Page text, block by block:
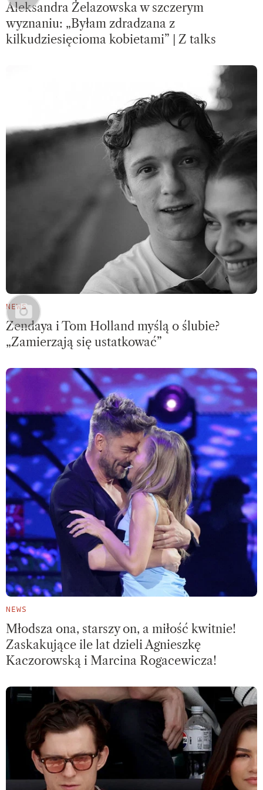
Aleksandra Żelazowska w szczerym
wyznaniu: „Byłam zdradzana z
kilkudziesięcioma kobietami” | Z talks
NEWS
Zendaya i Tom Holland myślą o ślubie?
„Zamierzają się ustatkować”
NEWS
Młodsza ona, starszy on, a miłość kwitnie!
Zaskakujące ile lat dzieli Agnieszkę
Kaczorowską i Marcina Rogacewicza!